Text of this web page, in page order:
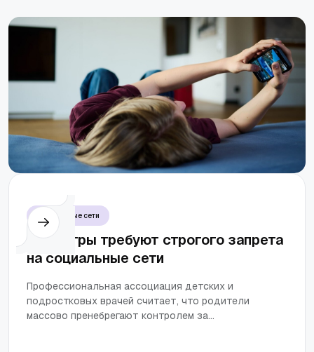
Социальные сети
Педиатры требуют строгого запрета
на социальные сети
Профессиональная ассоциация детских и
подростковых врачей считает, что родители
массово пренебрегают контролем за